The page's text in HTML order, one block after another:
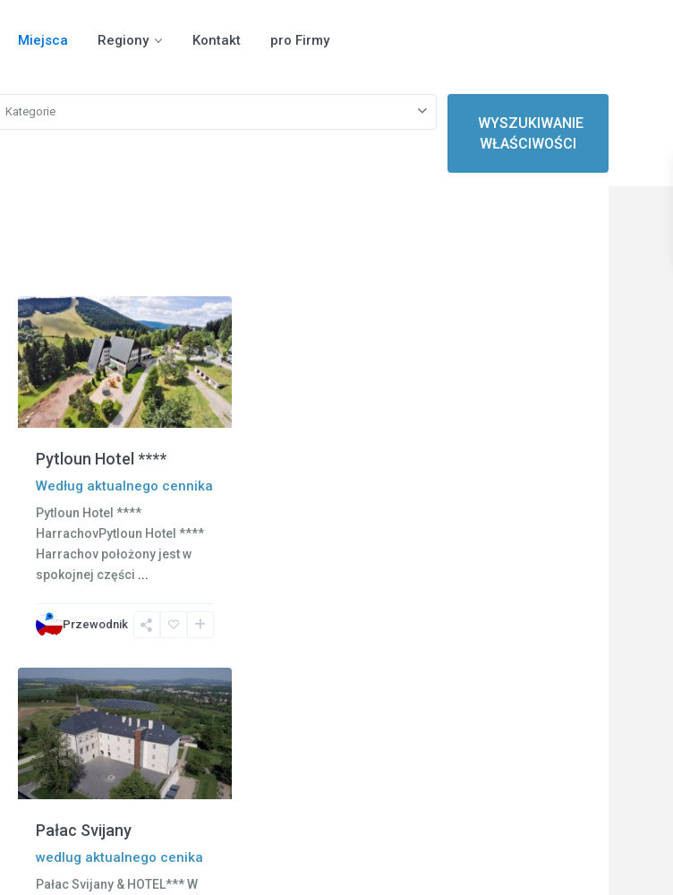
Miejsca Regiony Kontakt
pro Firmy
Kategorie
WYSZUKIWANIE
WŁAŚCIWOŚCI
Pytloun Hotel ****
Według aktualnego cennika
Pytloun Hotel ****
HarrachovPytloun Hotel ****
Harrachov położony jest w
spokojnej części ...
Przewodnik
Svijany,
Pałac Svijany
wedlug aktualnego cenika
Pałac Svijany & HOTEL*** W